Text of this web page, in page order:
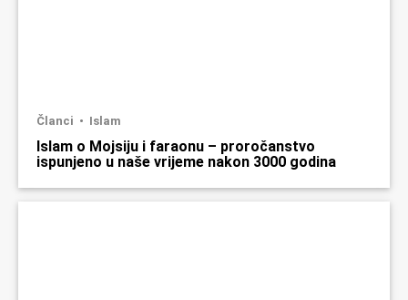
Članci Islam
Islam o Mojsiju i faraonu – proročanstvo
ispunjeno u naše vrijeme nakon 3000 godina